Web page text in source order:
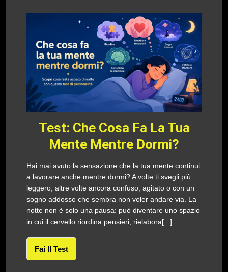
Test: Che Cosa Fa La Tua
Mente Mentre Dormi?
Hai mai avuto la sensazione che la tua mente continui
a lavorare anche mentre dormi? A volte ti svegli più
leggero, altre volte ancora confuso, agitato o con un
sogno addosso che sembra non voler andare via. La
notte non è solo una pausa: può diventare uno spazio
in cui il cervello riordina pensieri, rielabora[...]
Fai Il Test